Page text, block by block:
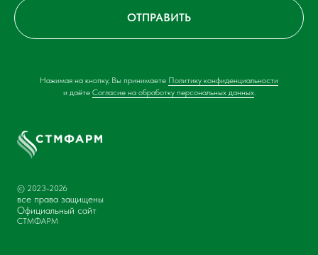
ОТПРАВИТЬ
Нажимая на кнопку, Вы принимаете Политику конфиденциальности
и даёте Согласие на обработку персональных данных.
© 2023-2026
все права защищены
Официальный сайт
СТМФАРМ